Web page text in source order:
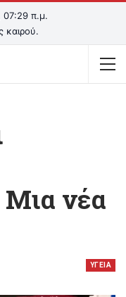
07:29 π.μ.
καιρού.
Μια νέα
ΥΓΕΙΑ